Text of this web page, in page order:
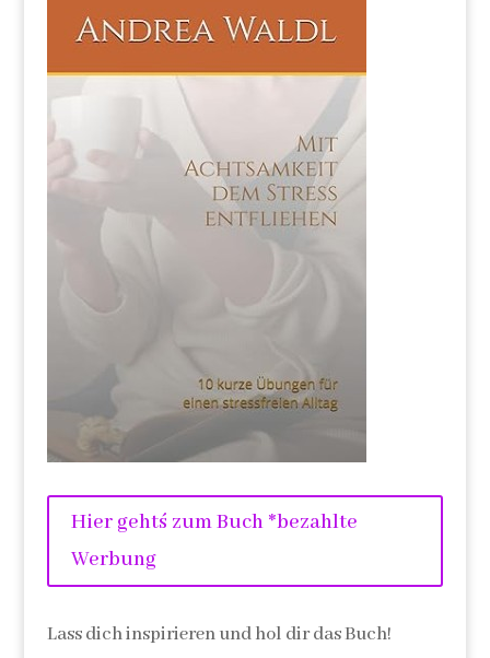
Hier geht´s zum Buch *bezahlte
Werbung
Lass dich inspirieren und hol dir das Buch!